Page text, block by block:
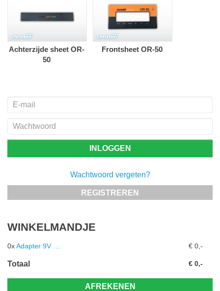
Achterzijde sheet OR-
50
Frontsheet OR-50
Wachtwoord vergeten?
REGISTREREN
WINKELMANDJE
€ 0,-
0xAdapter 9V …
€ 0,-
Totaal
AFREKENEN